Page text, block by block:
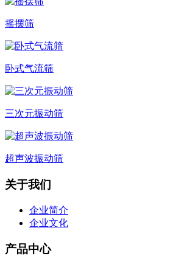
摇摆筛
卧式气流筛
三次元振动筛
超声波振动筛
关于我们
企业简介
企业文化
产品中心